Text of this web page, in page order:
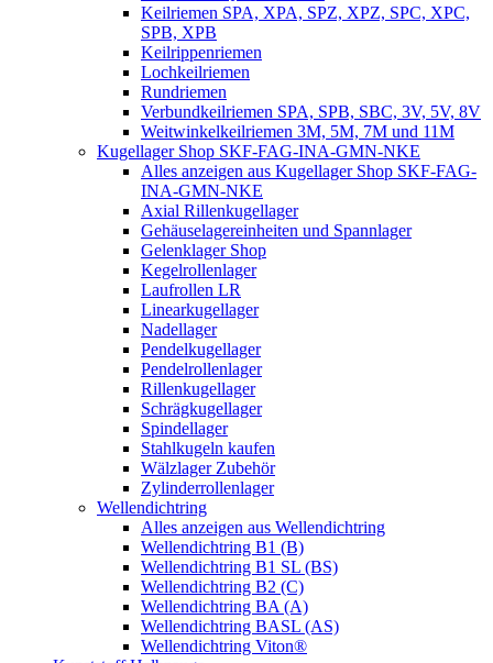
Keilriemen SPA, XPA, SPZ, XPZ, SPC, XPC,
SPB, XPB
Keilrippenriemen
Lochkeilriemen
Rundriemen
Verbundkeilriemen SPA, SPB, SBC, 3V, 5V, 8V
Weitwinkelkeilriemen 3M, 5M, 7M und 11M
Kugellager Shop SKF-FAG-INA-GMN-NKE
Alles anzeigen aus Kugellager Shop SKF-FAG-
INA-GMN-NKE
Axial Rillenkugellager
Gehäuselagereinheiten und Spannlager
Gelenklager Shop
Kegelrollenlager
Laufrollen LR
Linearkugellager
Nadellager
Pendelkugellager
Pendelrollenlager
Rillenkugellager
Schrägkugellager
Spindellager
Stahlkugeln kaufen
Wälzlager Zubehör
Zylinderrollenlager
Wellendichtring
Alles anzeigen aus Wellendichtring
Wellendichtring B1 (B)
Wellendichtring B1 SL (BS)
Wellendichtring B2 (C)
Wellendichtring BA (A)
Wellendichtring BASL (AS)
Wellendichtring Viton®